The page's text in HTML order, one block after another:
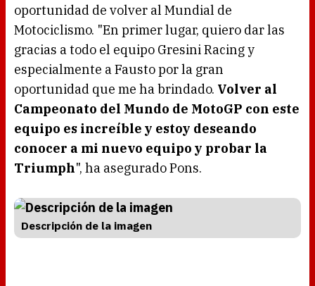
oportunidad de volver al Mundial de
Motociclismo. "En primer lugar, quiero dar las
gracias a todo el equipo Gresini Racing y
especialmente a Fausto por la gran
oportunidad que me ha brindado. Volver al
Campeonato del Mundo de MotoGP con este
equipo es increíble y estoy deseando
conocer a mi nuevo equipo y probar la
Triumph", ha asegurado Pons.
Descripción de la imagen